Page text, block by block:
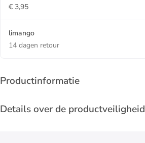
€ 3,95
limango
14 dagen retour
Productinformatie
Details over de productveiligheid